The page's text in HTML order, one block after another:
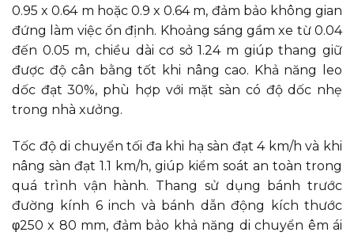
0.95 x 0.64 m hoặc 0.9 x 0.64 m, đảm bảo không gian
đứng làm việc ổn định. Khoảng sáng gầm xe từ 0.04
đến 0.05 m, chiều dài cơ sở 1.24 m giúp thang giữ
được độ cân bằng tốt khi nâng cao. Khả năng leo
dốc đạt 30%, phù hợp với mặt sàn có độ dốc nhẹ
trong nhà xưởng.
Tốc độ di chuyển tối đa khi hạ sàn đạt 4 km/h và khi
nâng sàn đạt 1.1 km/h, giúp kiểm soát an toàn trong
quá trình vận hành. Thang sử dụng bánh trước
đường kính 6 inch và bánh dẫn động kích thước
φ250 x 80 mm, đảm bảo khả năng di chuyển êm ái